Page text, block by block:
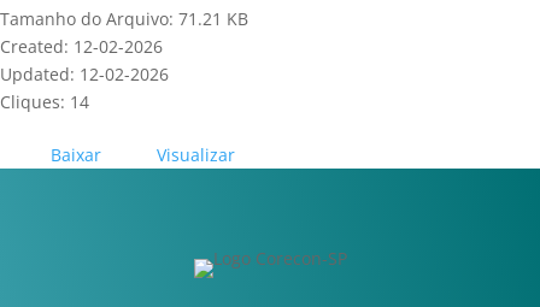
Tamanho do Arquivo: 71.21 KB
Created: 12-02-2026
Updated: 12-02-2026
Cliques: 14
Baixar Visualizar